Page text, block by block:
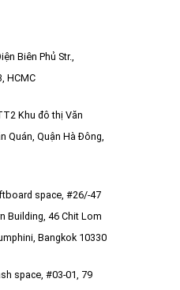
Biên Phủ Str.,
HCMC
Khu đô thị Văn
Quán, Quận Hà Đông,
space, #26/-47
Building, 46 Chit Lom
Bangkok 10330
space, #03-01, 79